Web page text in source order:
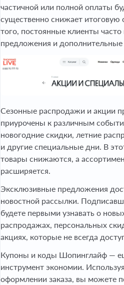
частичной или полной оплаты
существенно снижает итоговую
того, постоянные клиенты
предложения и дополнительные
Сезонные распродажи и акции
приурочены к различным
новогодние скидки, летние
и другие специальные дни. В
товары снижаются, а
расширяется.
Эксклюзивные предложения
новостной рассылки.
будете первыми узнавать о
распродажах, персональных
акциях, которые не всегда
Купоны и коды Шопинглайф —
инструмент экономии.
оформлении заказа, вы можете